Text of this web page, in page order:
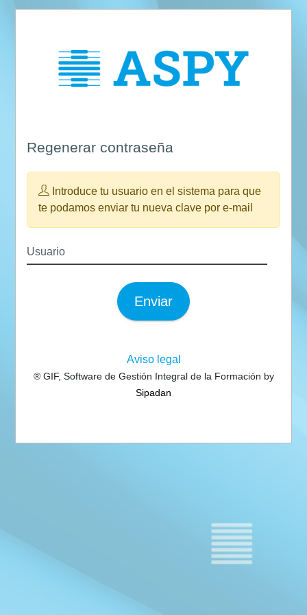
Regenerar contraseña
Introduce tu usuario en el sistema para que
te podamos enviar tu nueva clave por e-mail
Enviar
Aviso legal
® GIF, Software de Gestión Integral de la Formación by
Sipadan